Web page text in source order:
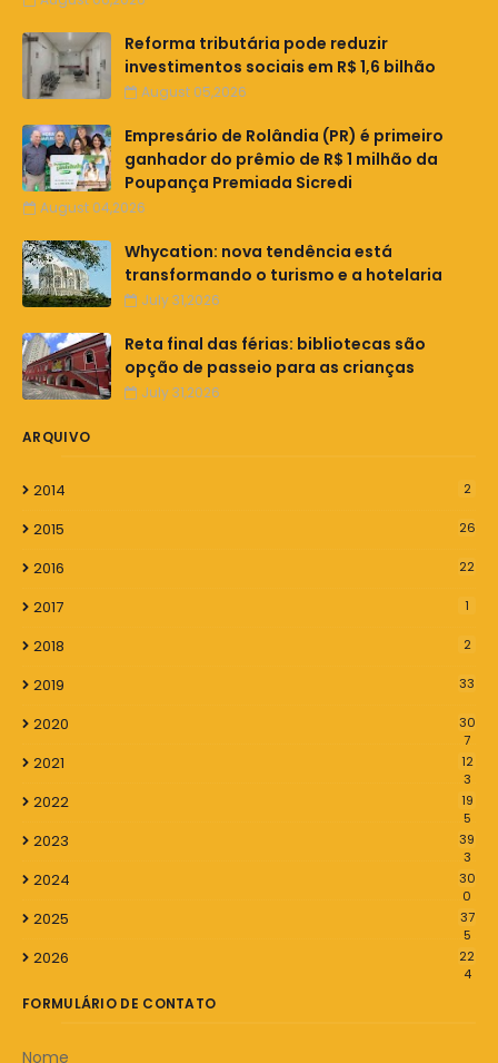
Reforma tributária pode reduzir
investimentos sociais em R$ 1,6 bilhão
August 05,2026
Empresário de Rolândia (PR) é primeiro
ganhador do prêmio de R$ 1 milhão da
Poupança Premiada Sicredi
August 04,2026
Whycation: nova tendência está
transformando o turismo e a hotelaria
July 31,2026
Reta final das férias: bibliotecas são
opção de passeio para as crianças
July 31,2026
ARQUIVO
2014 2
2015 26
2016 22
2017 1
2018 2
2019 33
2020
30
7
2021
12
3
2022
19
5
2023
39
3
2024
30
0
2025
37
5
2026
22
4
FORMULÁRIO DE CONTATO
Nome